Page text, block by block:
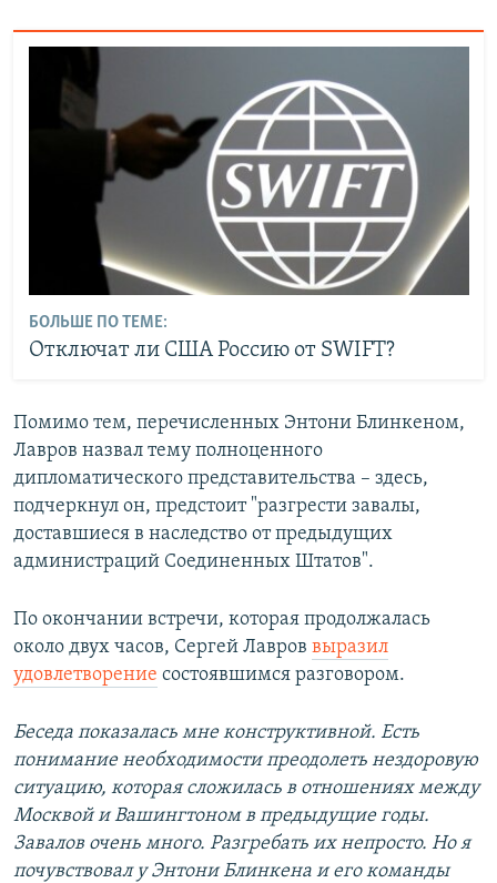
БОЛЬШЕ ПО ТЕМЕ:
Отключат ли США Россию от SWIFT?
Помимо тем, перечисленных Энтони Блинкеном,
Лавров назвал тему полноценного
дипломатического представительства – здесь,
подчеркнул он, предстоит "разгрести завалы,
доставшиеся в наследство от предыдущих
администраций Соединенных Штатов".
По окончании встречи, которая продолжалась
около двух часов, Сергей Лавров выразил
удовлетворение состоявшимся разговором.
Беседа показалась мне конструктивной. Есть
понимание необходимости преодолеть нездоровую
ситуацию, которая сложилась в отношениях между
Москвой и Вашингтоном в предыдущие годы.
Завалов очень много. Разгребать их непросто. Но я
почувствовал у Энтони Блинкена и его команды